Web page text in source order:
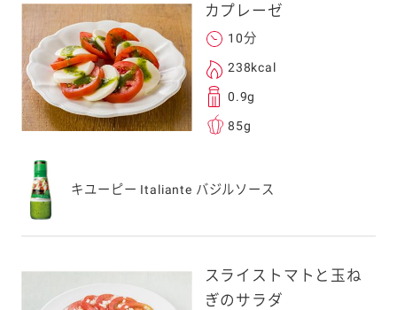
信する事ができ
身以外の方に送
旦ご自身で受け
送していただけ
カプレーゼ
10分
238kcal
0.9g
85g
キユーピー Italiante バジルソース
スライストマトと玉ね
ぎのサラダ